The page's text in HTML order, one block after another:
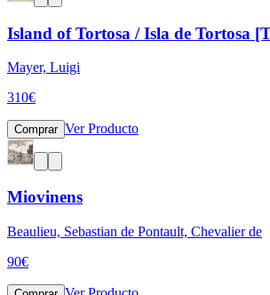
Island of Tortosa / Isla de Tortosa
Mayer, Luigi
310€
Comprar Ver Producto
Miovinens
Beaulieu, Sebastian de Pontault, Chevalier de
90€